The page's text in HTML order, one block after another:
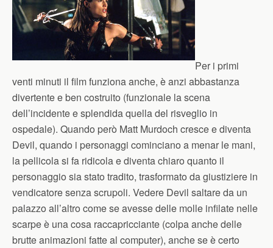
Per i primi
venti minuti il film funziona anche, è anzi abbastanza
divertente e ben costruito (funzionale la scena
dell’incidente e splendida quella del risveglio in
ospedale). Quando però Matt Murdoch cresce e diventa
Devil, quando i personaggi cominciano a menar le mani,
la pellicola si fa ridicola e diventa chiaro quanto il
personaggio sia stato tradito, trasformato da giustiziere in
vendicatore senza scrupoli. Vedere Devil saltare da un
palazzo all’altro come se avesse delle molle infilate nelle
scarpe è una cosa raccapricciante (colpa anche delle
brutte animazioni fatte al computer), anche se è certo